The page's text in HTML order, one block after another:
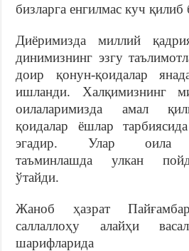
бизларга енгилмас куч қилиб
Диёримизда миллий
динимизнинг эзгу
доир қонун-қоидалар
ишланди. Халқимизнинг
оилаларимизда амал
қоидалар ёшлар
эгадир. Улар оила
таъминлашда улкан
ўтайди.
Жаноб ҳазрат
саллаллоҳу алайҳи
шарифларида